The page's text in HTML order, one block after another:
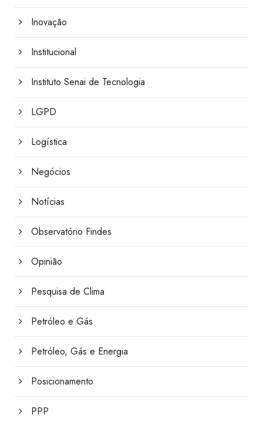
Inovação
Institucional
Instituto Senai de Tecnologia
LGPD
Logística
Negócios
Notícias
Observatório Findes
Opinião
Pesquisa de Clima
Petróleo e Gás
Petróleo, Gás e Energia
Posicionamento
PPP